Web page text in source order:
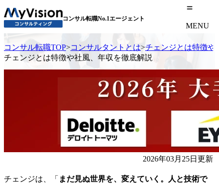
コンサル転職No.1エージェント
MENU
コンサル転職TOP>コンサルタントとは>チェンジとは特徴や
チェンジとは特徴や社風、年収を徹底解説
2026年03月25日更新
チェンジは、「 まだ見ぬ世界を、変えていく。人と技術で